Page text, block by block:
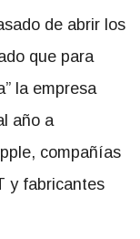
de abrir los
que para
la empresa
año a
compañías
y fabricantes